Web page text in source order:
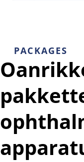
PACKAGES